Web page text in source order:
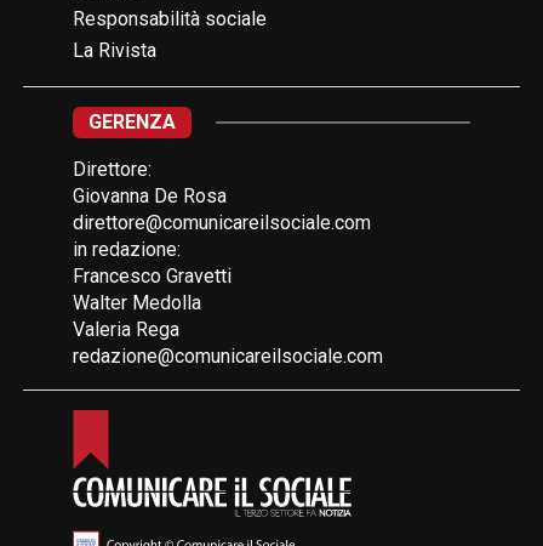
Responsabilità sociale
La Rivista
GERENZA
Direttore:
Giovanna De Rosa
direttore@comunicareilsociale.com
in redazione:
Francesco Gravetti
Walter Medolla
Valeria Rega
redazione@comunicareilsociale.com